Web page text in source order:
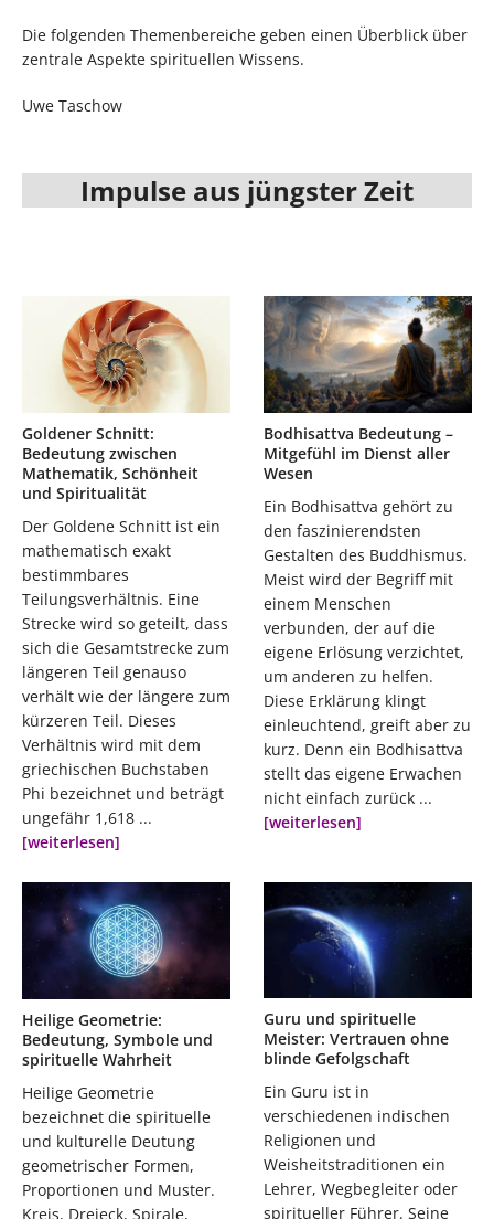
Die folgenden Themenbereiche geben einen Überblick über
zentrale Aspekte spirituellen Wissens.
Uwe Taschow
Impulse aus jüngster Zeit
Goldener Schnitt:
Bedeutung zwischen
Mathematik, Schönheit
und Spiritualität
Der Goldene Schnitt ist ein
mathematisch exakt
bestimmbares
Teilungsverhältnis. Eine
Strecke wird so geteilt, dass
sich die Gesamtstrecke zum
längeren Teil genauso
verhält wie der längere zum
kürzeren Teil. Dieses
Verhältnis wird mit dem
griechischen Buchstaben
Phi bezeichnet und beträgt
ungefähr 1,618 ...
[weiterlesen]
Bodhisattva Bedeutung –
Mitgefühl im Dienst aller
Wesen
Ein Bodhisattva gehört zu
den faszinierendsten
Gestalten des Buddhismus.
Meist wird der Begriff mit
einem Menschen
verbunden, der auf die
eigene Erlösung verzichtet,
um anderen zu helfen.
Diese Erklärung klingt
einleuchtend, greift aber zu
kurz. Denn ein Bodhisattva
stellt das eigene Erwachen
nicht einfach zurück ...
[weiterlesen]
Heilige Geometrie:
Bedeutung, Symbole und
spirituelle Wahrheit
Heilige Geometrie
bezeichnet die spirituelle
und kulturelle Deutung
geometrischer Formen,
Proportionen und Muster.
Kreis, Dreieck, Spirale,
Guru und spirituelle
Meister: Vertrauen ohne
blinde Gefolgschaft
Ein Guru ist in
verschiedenen indischen
Religionen und
Weisheitstraditionen ein
Lehrer, Wegbegleiter oder
spiritueller Führer. Seine